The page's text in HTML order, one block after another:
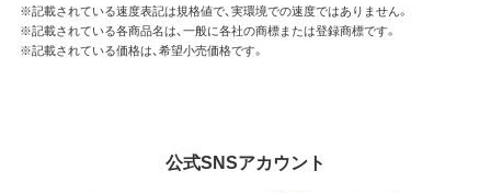
※記載されている速度表記は規格値で、実環境での速度ではありません。
※記載されている各商品名は、一般に各社の商標または登録商標です。
※記載されている価格は、希望小売価格です。
公式SNSアカウント